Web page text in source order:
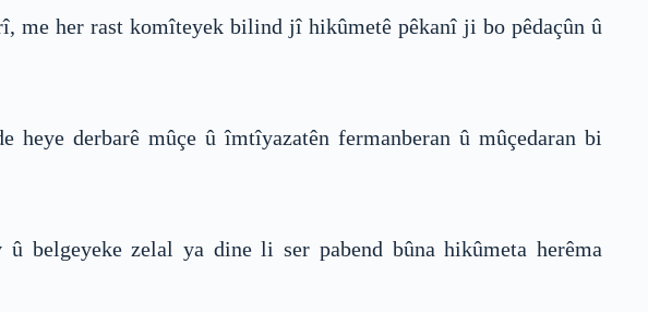
me her rast komîteyek bilind jî hikûmetê pêkanî ji bo pêdaçûn û
derbarê mûçe û îmtîyazatên fermanberan û mûçedaran bi
belgeyeke zelal ya dine li ser pabend bûna hikûmeta herêma